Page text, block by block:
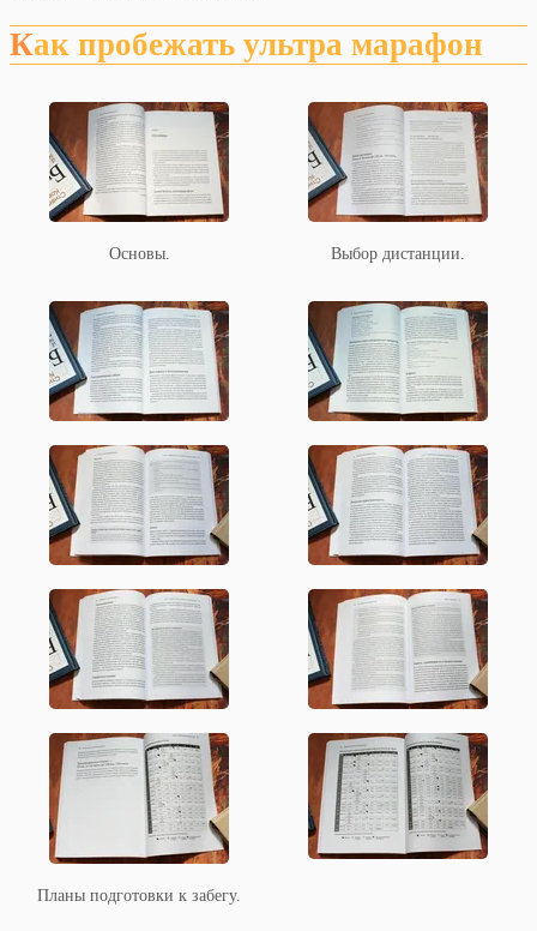
Как пробежать ультра марафон
Основы. Выбор дистанции.
Планы подготовки к забегу.